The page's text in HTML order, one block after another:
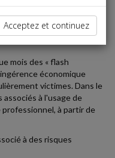
: LES ALERTES DE
mois des « flash
économique
victimes. Dans le
à l'usage de
à partir de
à des risques
Acceptez et continuez